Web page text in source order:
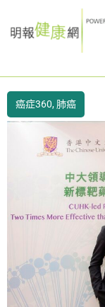
to
癌症360, 肺癌